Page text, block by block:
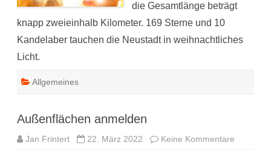
die Gesamtlänge beträgt
knapp zweieinhalb Kilometer. 169 Sterne und 10
Kandelaber tauchen die Neustadt in weihnachtliches
Licht.
Allgemeines
Außenflächen anmelden
Jan Frintert 22. März 2022 Keine Kommentare